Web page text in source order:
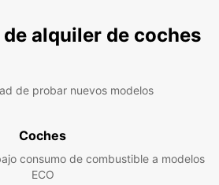
alquiler de coches
de probar nuevos modelos
Coches
consumo de combustible a modelos
ECO